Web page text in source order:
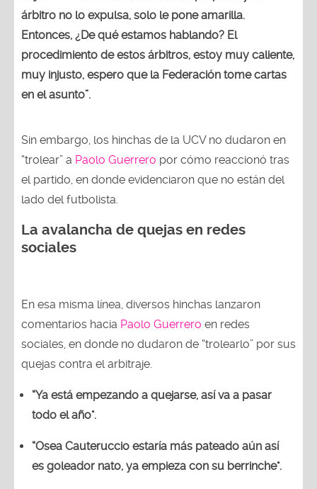
árbitro no lo expulsa, solo le pone amarilla.
Entonces, ¿De qué estamos hablando? El
procedimiento de estos árbitros, estoy muy caliente,
muy injusto, espero que la Federación tome cartas
en el asunto”.
Sin embargo, los hinchas de la UCV no dudaron en
“trolear” a Paolo Guerrero por cómo reaccionó tras
el partido, en donde evidenciaron que no están del
lado del futbolista.
La avalancha de quejas en redes
sociales
En esa misma línea, diversos hinchas lanzaron
comentarios hacia Paolo Guerrero en redes
sociales, en donde no dudaron de “trolearlo” por sus
quejas contra el arbitraje.
“Ya está empezando a quejarse, así va a pasar
todo el año".
“Osea Cauteruccio estaría más pateado aún así
es goleador nato, ya empieza con su berrinche".